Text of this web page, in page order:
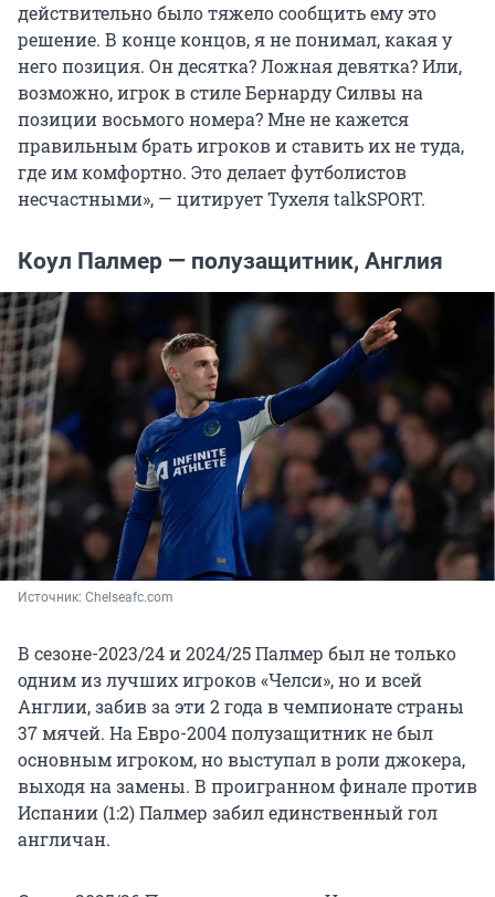
действительно было тяжело сообщить ему это
решение. В конце концов, я не понимал, какая у
него позиция. Он десятка? Ложная девятка? Или,
возможно, игрок в стиле Бернарду Силвы на
позиции восьмого номера? Мне не кажется
правильным брать игроков и ставить их не туда,
где им комфортно. Это делает футболистов
несчастными», — цитирует Тухеля talkSPORT.
Коул Палмер — полузащитник, Англия
Источник: Сhelseafc.com
В сезоне-2023/24 и 2024/25 Палмер был не только
одним из лучших игроков «Челси», но и всей
Англии, забив за эти 2 года в чемпионате страны
37 мячей. На Евро-2004 полузащитник не был
основным игроком, но выступал в роли джокера,
выходя на замены. В проигранном финале против
Испании (1:2) Палмер забил единственный гол
англичан.